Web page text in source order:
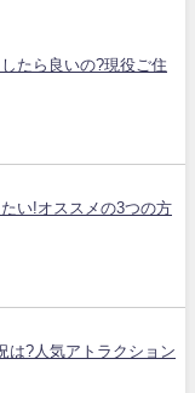
たら良いの?現役ご住
い!オススメの3つの方
は?人気アトラクション